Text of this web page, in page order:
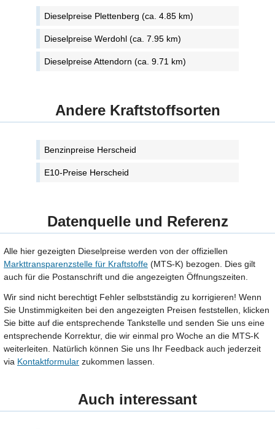
Dieselpreise Plettenberg (ca. 4.85 km)
Dieselpreise Werdohl (ca. 7.95 km)
Dieselpreise Attendorn (ca. 9.71 km)
Andere Kraftstoffsorten
Benzinpreise Herscheid
E10-Preise Herscheid
Datenquelle und Referenz
Alle hier gezeigten Dieselpreise werden von der offiziellen
Markttransparenzstelle für Kraftstoffe (MTS-K) bezogen. Dies gilt
auch für die Postanschrift und die angezeigten Öffnungszeiten.
Wir sind nicht berechtigt Fehler selbstständig zu korrigieren! Wenn
Sie Unstimmigkeiten bei den angezeigten Preisen feststellen, klicken
Sie bitte auf die entsprechende Tankstelle und senden Sie uns eine
entsprechende Korrektur, die wir einmal pro Woche an die MTS-K
weiterleiten. Natürlich können Sie uns Ihr Feedback auch jederzeit
via Kontaktformular zukommen lassen.
Auch interessant